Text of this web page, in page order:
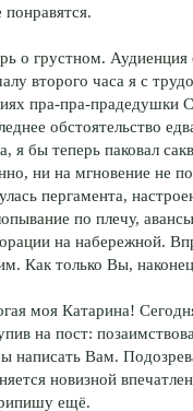
понравятся.
о грустном. Аудиенция
второго часа я с
пра-пра-прадедушки
обстоятельство
я бы теперь паковал
ни на мгновение не
пергамента,
по плечу,
на набережной.
Как только Вы,
моя Катарина!
на пост:
написать Вам.
новизной
ещё.